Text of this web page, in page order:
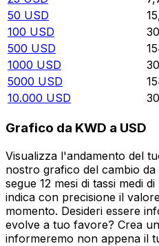
50 USD
100 USD
500 USD
1000 USD
5000 USD
10.000 USD
Grafico da KWD a USD
Visualizza l'andamento del
nostro grafico del cambio
segue 12 mesi di tassi medi
indica con precisione il
momento. Desideri essere
evolve a tuo favore? Crea
informeremo non appena il